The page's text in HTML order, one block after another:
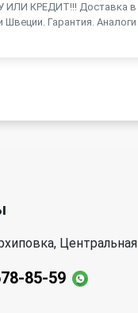
КРЕДИТ!!! Доставка в
Гарантия. Аналоги
Центральная
85-59